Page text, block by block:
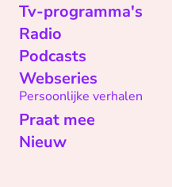
Tv-programma's
Radio
Podcasts
Webseries
Persoonlijke verhalen
Praat mee
Nieuw